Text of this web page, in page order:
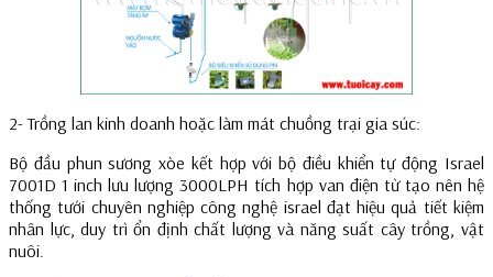
2- Trồng lan kinh doanh hoặc làm mát chuồng trại gia súc:
Bộ đầu phun sương xòe kết hợp với bộ điều khiển tự động Israel
7001D 1 inch lưu lượng 3000LPH tích hợp van điện từ tạo nên hệ
thống tưới chuyên nghiệp công nghệ israel đạt hiệu quả tiết kiệm
nhân lực, duy trì ổn định chất lượng và năng suất cây trồng, vật
nuôi.